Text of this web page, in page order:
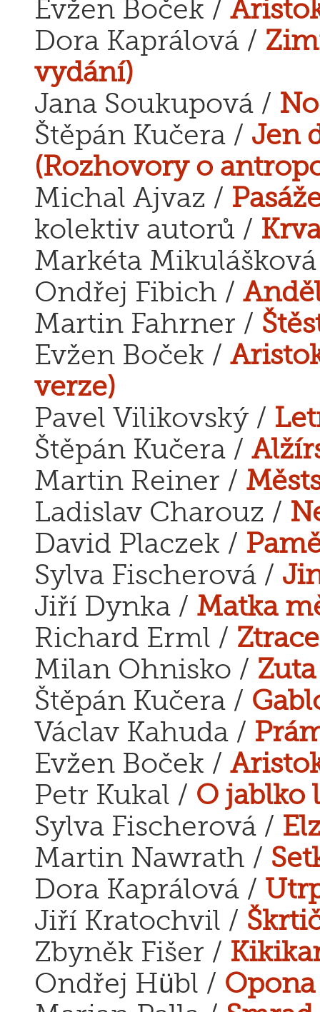
Evžen Boček /
Dora Kaprálová /
vydání)
Jana Soukupová /
Štěpán Kučera / Jen
(Rozhovory o
Michal Ajvaz /
kolektiv autorů /
Markéta
Ondřej Fibich /
Martin Fahrner /
Evžen Boček /
verze)
Pavel Vilikovský /
Štěpán Kučera /
Martin Reiner /
Ladislav Charouz /
David Placzek /
Sylva Fischerová /
Jiří Dynka / Matka
Richard Erml /
Milan Ohnisko /
Štěpán Kučera /
Václav Kahuda /
Evžen Boček /
Petr Kukal / O jablko
Sylva Fischerová /
Martin Nawrath /
Dora Kaprálová /
Jiří Kratochvil /
Zbyněk Fišer /
Ondřej Hübl / Opona